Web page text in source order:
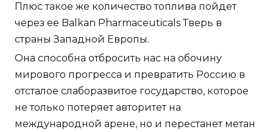
Плюс такое же количество топлива пойдет
через ее Balkan Pharmaceuticals Тверь в
страны Западной Европы.
Она способна отбросить нас на обочину
мирового прогресса и превратить Россию в
отсталое слаборазвитое государство, которое
не только потеряет авторитет на
международной арене, но и перестанет метан